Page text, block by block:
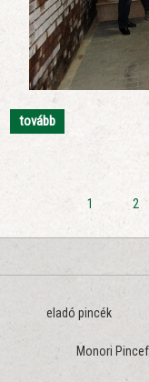
tovább
1 2
eladó pincék
Monori